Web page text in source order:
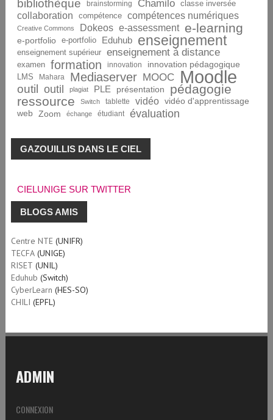
bibliothèque brainstorming Chamilo classe inversée
collaboration compétence compétences numériques
Creative Commons Dokeos e-assessment e-learning
e-portfolio e-portfolio Eduhub enseignement
enseignement supérieur enseignement à distance
examen formation innovation innovation pédagogique
LMS Mahara Mediaserver MOOC Moodle
outil outil plagiat PLE présentation
pédagogie
ressource
Switch tablette vidéo
vidéo d'apprentissage
web
Zoom échange étudiant évaluation
GAZOUILLIS DANS LE CIEL
CIELUNIGE SUR TWITTER
BLOGS AMIS
Centre NTE(UNIFR)
TECFA(UNIGE)
RISET (UNIL)
Eduhub (Switch)
CyberLearn (HES-SO)
CHILI (EPFL)
ADMIN
CONNEXION